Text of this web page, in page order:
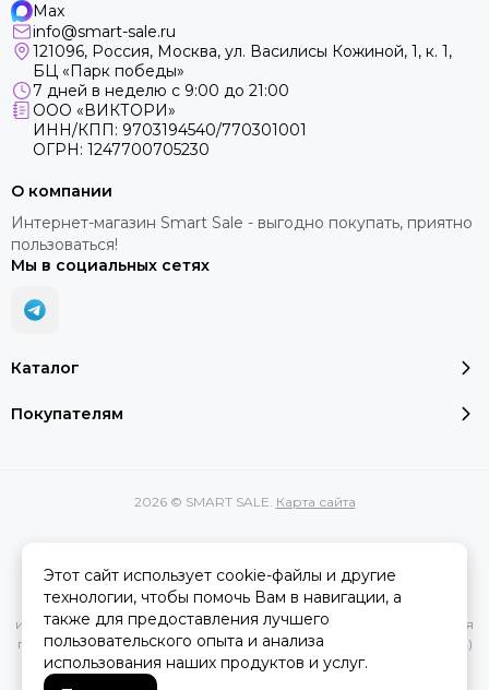
Max
info@smart-sale.ru
121096, Россия, Москва, ул. Василисы Кожиной, 1, к. 1,
БЦ «Парк победы»
7 дней в неделю с 9:00 до 21:00
ООО «ВИКТОРИ»
ИНН/КПП: 9703194540/770301001
ОГРН: 1247700705230
Каталог
Покупателям
О компании
Интернет-магазин Smart Sale - выгодно покупать, приятно
пользоваться!
Мы в социальных сетях
2026 © SMART SALE. Карта сайта
Вся представленная на сайте информация, касающаяся
характеристик, стоимости товаров и услуг, носит
информационный характер и ни при каких условиях не является
публичной офертой, определяемой положениями Статьи 437(2)
Гражданского кодекса РФ.
Этот сайт использует cookie-файлы и другие
технологии, чтобы помочь Вам в навигации, а
также для предоставления лучшего
пользовательского опыта и анализа
использования наших продуктов и услуг.